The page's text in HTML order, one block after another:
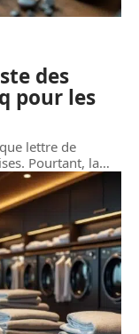
des
pour les
lettre de
Pourtant, la…